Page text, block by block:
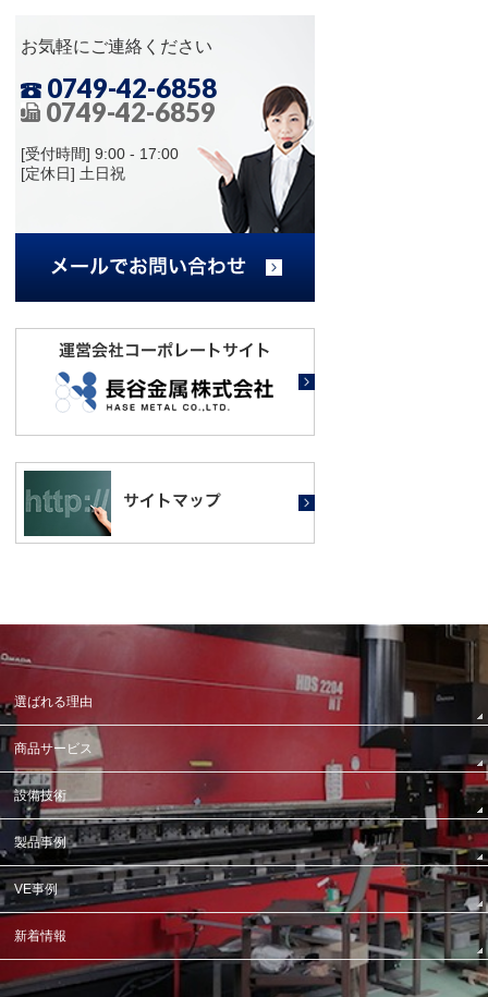
お気軽にご連絡ください
0749-42-6858
0749-42-6859
[受付時間] 9:00 - 17:00
[定休日] 土日祝
選ばれる理由
商品サービス
設備技術
製品事例
VE事例
新着情報